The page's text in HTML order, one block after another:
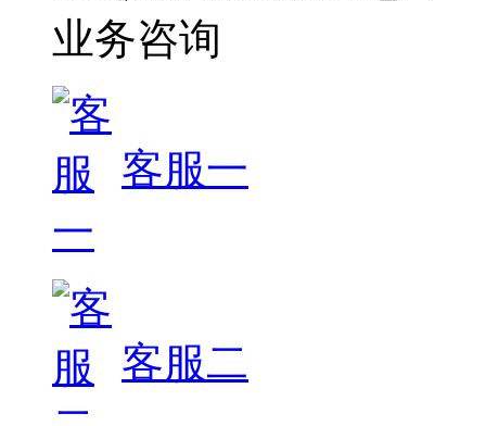
业务咨询
客服一
客服二